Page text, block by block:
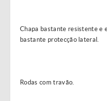
Chapa bastante resistente e
bastante protecção lateral.
Rodas com travão.